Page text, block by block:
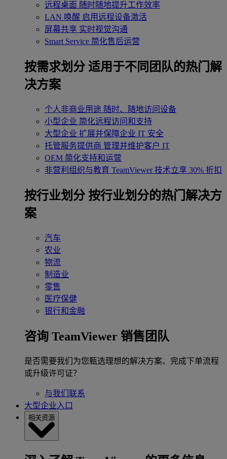
远程桌面 随时随地提升工作效率
LAN 唤醒 启用远程设备激活
屏幕共享 实时视觉沟通
Smart Service 简化售后运营
按需求划分 适用于不同团队的热门解
决方案
个人非商业用途 随时、随地访问设备
小型企业 简化远程访问和支持
大型企业 扩展并保障企业 IT 安全
托管服务提供商 管理并维护客户 IT
OEM 简化支持和运营
非营利组织与教育 TeamViewer 技术立享 30% 折扣
‌按行业划分 按行业划分的热门解决方
案
汽车
农业
物流
制造业
零售
医疗保健
银行和金融
咨询 TeamViewer 销售团队
是否需要我们为您甄选理想的解决方案、完成下单流程
或升级许可证？
与我们联系
大型企业入口
相关资源